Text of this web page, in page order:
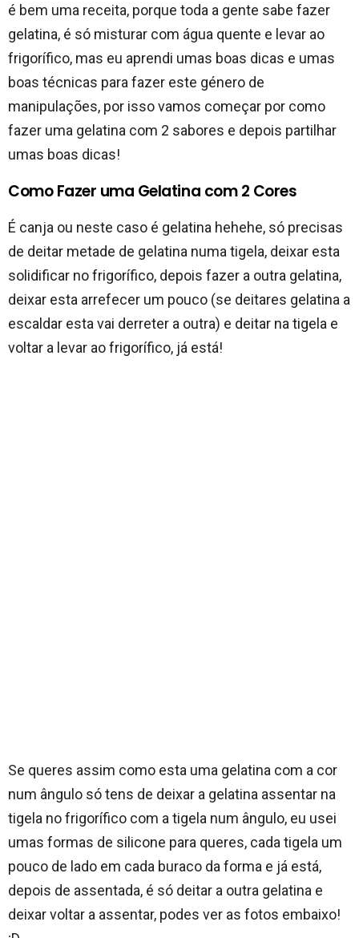
é bem uma receita, porque toda a gente sabe fazer
gelatina, é só misturar com água quente e levar ao
frigorífico, mas eu aprendi umas boas dicas e umas
boas técnicas para fazer este género de
manipulações, por isso vamos começar por como
fazer uma gelatina com 2 sabores e depois partilhar
umas boas dicas!
Como Fazer uma Gelatina com 2 Cores
É canja ou neste caso é gelatina hehehe, só precisas
de deitar metade de gelatina numa tigela, deixar esta
solidificar no frigorífico, depois fazer a outra gelatina,
deixar esta arrefecer um pouco (se deitares gelatina a
escaldar esta vai derreter a outra) e deitar na tigela e
voltar a levar ao frigorífico, já está!
Se queres assim como esta uma gelatina com a cor
num ângulo só tens de deixar a gelatina assentar na
tigela no frigorífico com a tigela num ângulo, eu usei
umas formas de silicone para queres, cada tigela um
pouco de lado em cada buraco da forma e já está,
depois de assentada, é só deitar a outra gelatina e
deixar voltar a assentar, podes ver as fotos embaixo!